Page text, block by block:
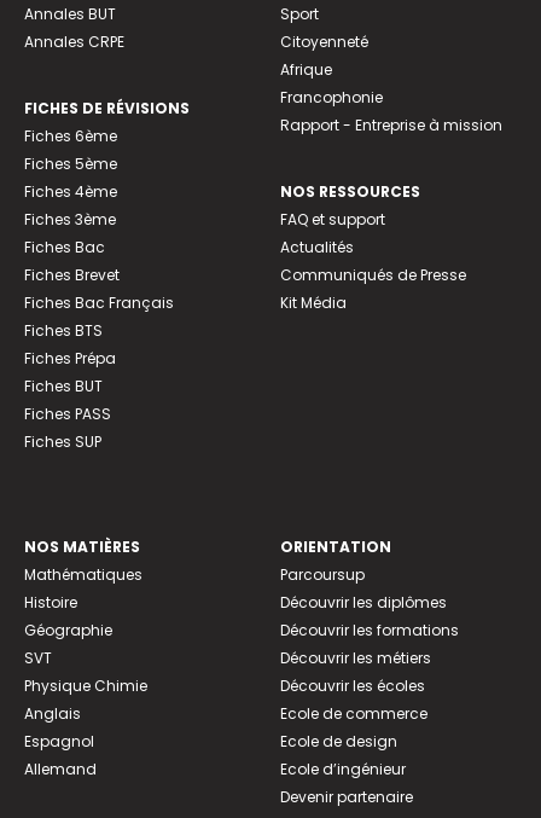
Annales BUT
Annales CRPE
FICHES DE RÉVISIONS
Fiches 6ème
Fiches 5ème
Fiches 4ème
Fiches 3ème
Fiches Bac
Fiches Brevet
Fiches Bac Français
Fiches BTS
Fiches Prépa
Fiches BUT
Fiches PASS
Fiches SUP
Sport
Citoyenneté
Afrique
Francophonie
Rapport - Entreprise à mission
NOS RESSOURCES
FAQ et support
Actualités
Communiqués de Presse
Kit Média
NOS MATIÈRES
Mathématiques
Histoire
Géographie
SVT
Physique Chimie
Anglais
Espagnol
Allemand
ORIENTATION
Parcoursup
Découvrir les diplômes
Découvrir les formations
Découvrir les métiers
Découvrir les écoles
Ecole de commerce
Ecole de design
Ecole d’ingénieur
Devenir partenaire